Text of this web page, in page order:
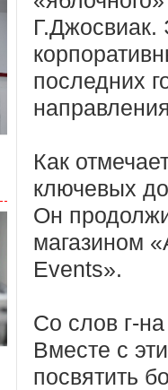
Г.Джосвиак.
последних
Как
ключевых
Он
магазином
Events».
Со слов г-
Вместе с
посвятить